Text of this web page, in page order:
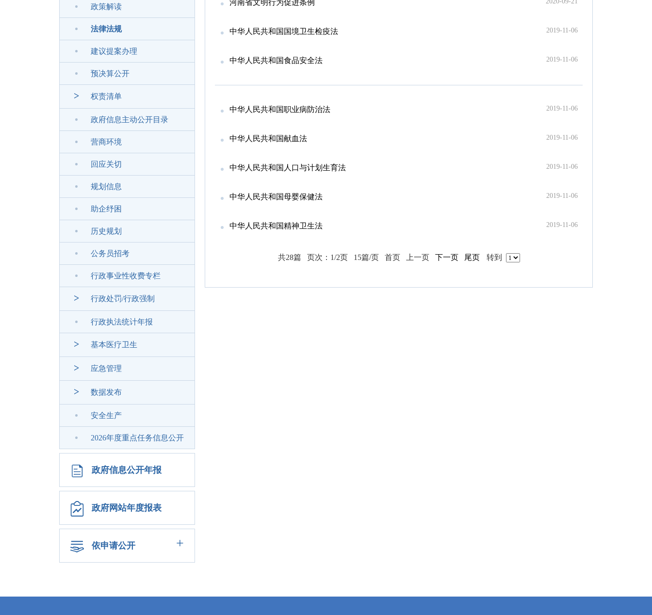
政策解读
法律法规
建议提案办理
预决算公开
> 权责清单
政府信息主动公开目录
营商环境
回应关切
规划信息
助企纾困
历史规划
公务员招考
行政事业性收费专栏
> 行政处罚/行政强制
行政执法统计年报
> 基本医疗卫生
> 应急管理
> 数据发布
安全生产
2026年度重点任务信息公开
政府信息公开年报
政府网站年度报表
依申请公开 +
河南省文明行为促进条例
中华人民共和国国境卫生检疫法 2019-11-06
中华人民共和国食品安全法 2019-11-06
中华人民共和国职业病防治法 2019-11-06
‍中华人民共和国献血法 2019-11-06
中华人民共和国人口与计划生育法 2019-11-06
中华人民共和国母婴保健法 2019-11-06
中华人民共和国精神卫生法 2019-11-06
共28篇 页次：1/2页 15篇/页 首页 上一页 下一页 尾页 转到